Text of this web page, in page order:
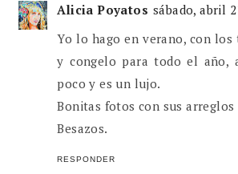
Alicia Poyatos sábado, abril
Yo lo hago en verano, con los
y congelo para todo el año,
poco y es un lujo.
Bonitas fotos con sus
Besazos.
RESPONDER